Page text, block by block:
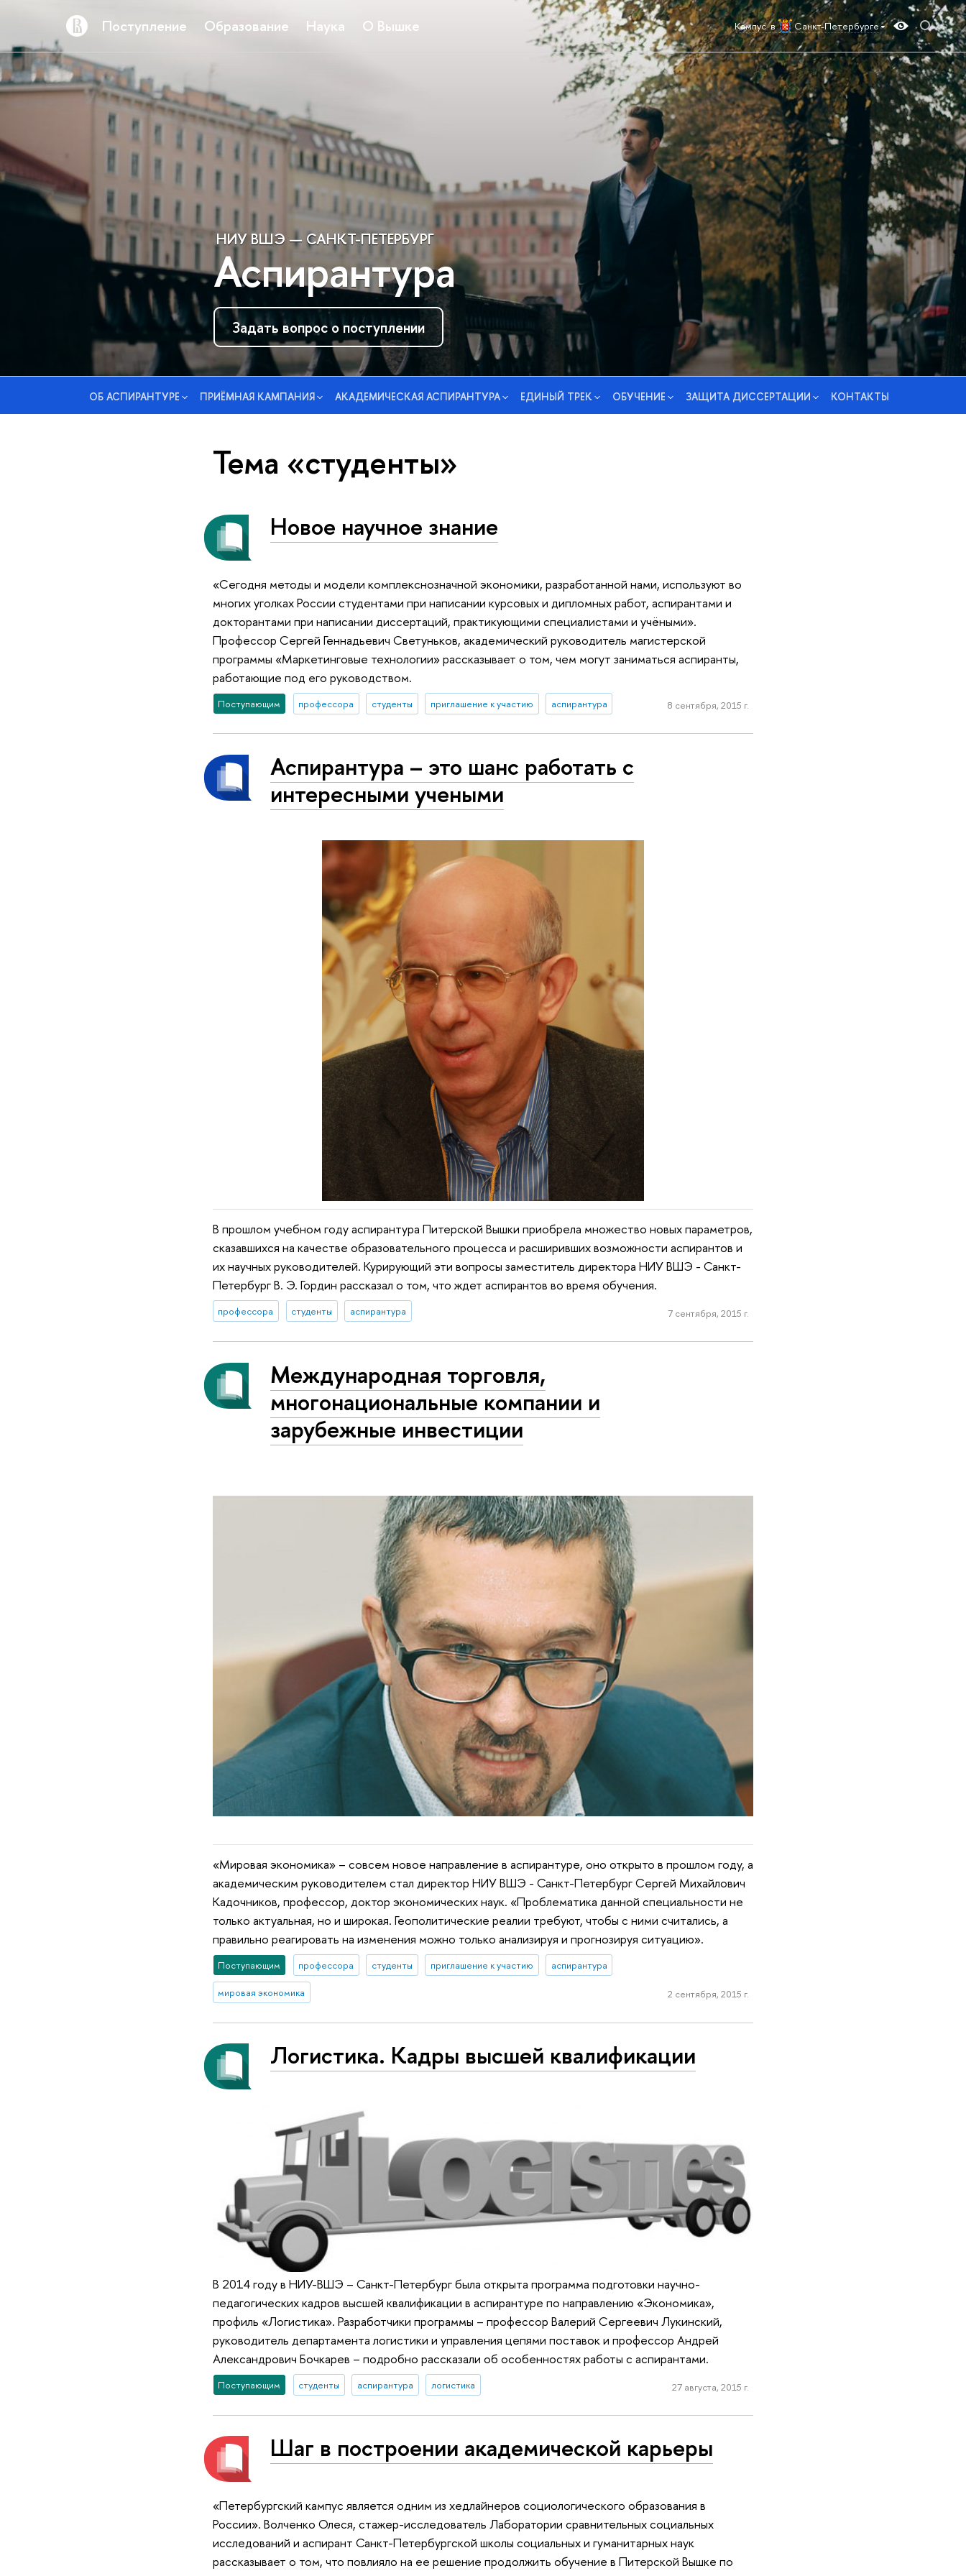
Поступление Образование Наука О Вышке Кампус в Санкт-Петербурге
НИУ ВШЭ — САНКТ-ПЕТЕРБУРГ
Аспирантура
Задать вопрос о поступлении
ОБ АСПИРАНТУРЕ ПРИЁМНАЯ КАМПАНИЯ АКАДЕМИЧЕСКАЯ АСПИРАНТУРА ЕДИНЫЙ ТРЕК ОБУЧЕНИЕ ЗАЩИТА ДИССЕРТАЦИИ КОНТАКТЫ
Тема «студенты»
Новое научное знание
«Сегодня методы и модели комплекснозначной экономики, разработанной нами, используют во
многих уголках России студентами при написании курсовых и дипломных работ, аспирантами и
докторантами при написании диссертаций, практикующими специалистами и учёными».
Профессор Сергей Геннадьевич Светуньков, академический руководитель магистерской
программы «Маркетинговые технологии» рассказывает о том, чем могут заниматься аспиранты,
работающие под его руководством.
Поступающим профессора студенты приглашение к участию аспирантура 8 сентября, 2015 г.
Аспирантура – это шанс работать с
интересными учеными
В прошлом учебном году аспирантура Питерской Вышки приобрела множество новых параметров,
сказавшихся на качестве образовательного процесса и расширивших возможности аспирантов и
их научных руководителей. Курирующий эти вопросы заместитель директора НИУ ВШЭ - Санкт-
Петербург В. Э. Гордин рассказал о том, что ждет аспирантов во время обучения.
профессора студенты аспирантура 7 сентября, 2015 г.
Международная торговля,
многонациональные компании и
зарубежные инвестиции
«Мировая экономика» – совсем новое направление в аспирантуре, оно открыто в прошлом году, а
академическим руководителем стал директор НИУ ВШЭ - Санкт-Петербург Сергей Михайлович
Кадочников, профессор, доктор экономических наук. «Проблематика данной специальности не
только актуальная, но и широкая. Геополитические реалии требуют, чтобы с ними считались, а
правильно реагировать на изменения можно только анализируя и прогнозируя ситуацию».
Поступающим профессора студенты приглашение к участию аспирантура
мировая экономика 2 сентября, 2015 г.
Логистика. Кадры высшей квалификации
В 2014 году в НИУ-ВШЭ – Санкт-Петербург была открыта программа подготовки научно-
педагогических кадров высшей квалификации в аспирантуре по направлению «Экономика»,
профиль «Логистика». Разработчики программы – профессор Валерий Сергеевич Лукинский,
руководитель департамента логистики и управления цепями поставок и профессор Андрей
Александрович Бочкарев – подробно рассказали об особенностях работы с аспирантами.
Поступающим студенты аспирантура логистика 27 августа, 2015 г.
Шаг в построении академической карьеры
«Петербургский кампус является одним из хедлайнеров социологического образования в
России». Волченко Олеся, стажер-исследователь Лаборатории сравнительных социальных
исследований и аспирант Санкт-Петербургской школы социальных и гуманитарных наук
рассказывает о том, что повлияло на ее решение продолжить обучение в Питерской Вышке по